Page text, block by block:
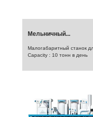
Мельничный...
Малогабаритный станок
Capacity : 10 тонн в день